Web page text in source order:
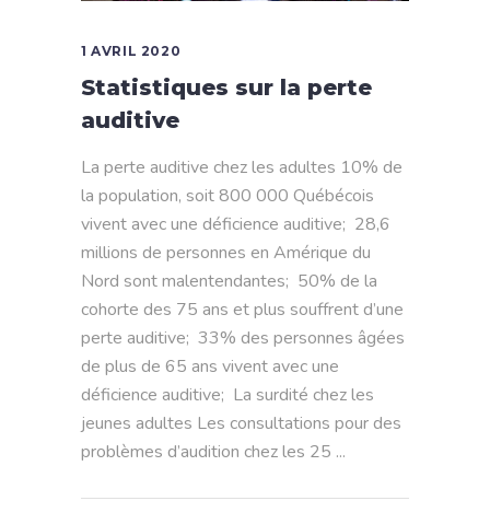
1 AVRIL 2020
Statistiques sur la perte
auditive
La perte auditive chez les adultes 10% de
la population, soit 800 000 Québécois
vivent avec une déficience auditive; 28,6
millions de personnes en Amérique du
Nord sont malentendantes; 50% de la
cohorte des 75 ans et plus souffrent d’une
perte auditive; 33% des personnes âgées
de plus de 65 ans vivent avec une
déficience auditive; La surdité chez les
jeunes adultes Les consultations pour des
problèmes d’audition chez les 25